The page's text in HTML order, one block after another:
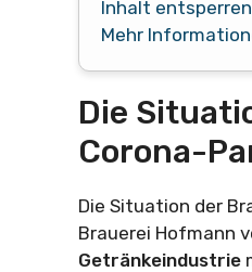
Inhalt entsperren
Mehr
Die
Corona-
Die Situation der
Brauerei Hofmann
Getränkeindustrie